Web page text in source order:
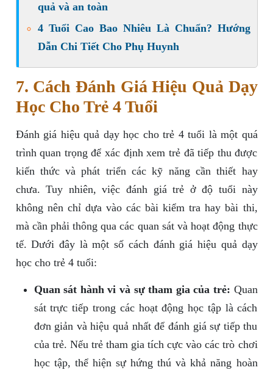
quả và an toàn
4 Tuổi Cao Bao Nhiêu Là Chuẩn? Hướng
Dẫn Chi Tiết Cho Phụ Huynh
7. Cách Đánh Giá Hiệu Quả Dạy
Học Cho Trẻ 4 Tuổi
Đánh giá hiệu quả dạy học cho trẻ 4 tuổi là một quá
trình quan trọng để xác định xem trẻ đã tiếp thu được
kiến thức và phát triển các kỹ năng cần thiết hay
chưa. Tuy nhiên, việc đánh giá trẻ ở độ tuổi này
không nên chỉ dựa vào các bài kiểm tra hay bài thi,
mà cần phải thông qua các quan sát và hoạt động thực
tế. Dưới đây là một số cách đánh giá hiệu quả dạy
học cho trẻ 4 tuổi:
Quan sát hành vi và sự tham gia của trẻ: Quan
sát trực tiếp trong các hoạt động học tập là cách
đơn giản và hiệu quả nhất để đánh giá sự tiếp thu
của trẻ. Nếu trẻ tham gia tích cực vào các trò chơi
học tập, thể hiện sự hứng thú và khả năng hoàn